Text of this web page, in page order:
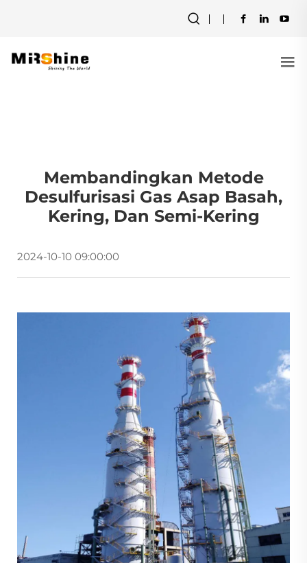
Membandingkan Metode
Desulfurisasi Gas Asap Basah,
Kering, Dan Semi-Kering
2024-10-10 09:00:00